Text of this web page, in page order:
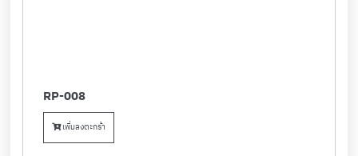
RP-008
เพิ่มลงตะกร้า